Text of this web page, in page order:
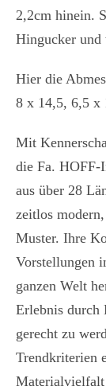
2,2cm hinein.
Hingucker und
Hier die
8 x 14,5, 6,5 x
Mit
die Fa. HOFF-
aus über 28
zeitlos
Muster. Ihre
Vorstellungen
ganzen Welt
Erlebnis durch
gerecht zu
Trendkriterien
Materialvielfalt